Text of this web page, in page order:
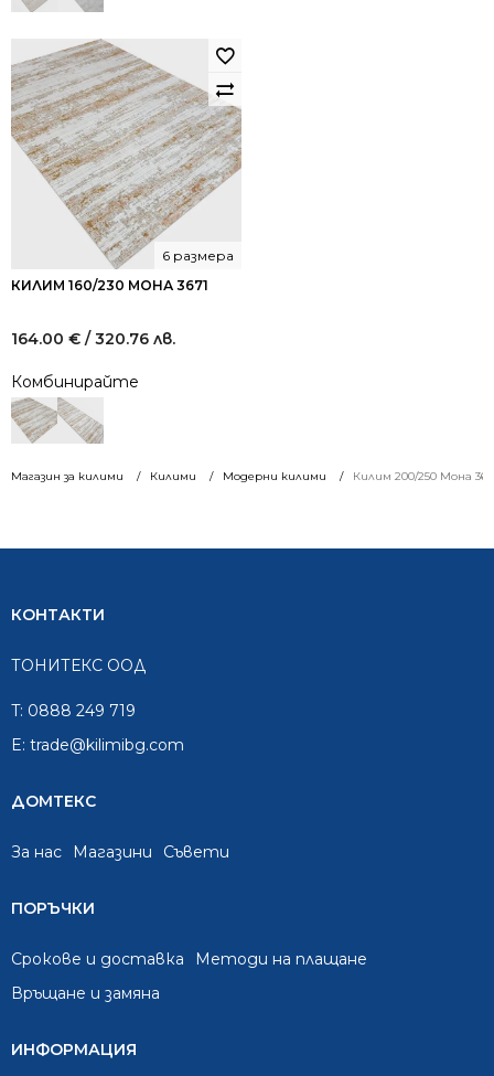
Магазин за килими Килими Модерни килими Килим 200/250 Мона
КИЛИМ 160/230 МОНА 3671
6 размера
164.00 € / 320.76 лв.
Комбинирайте
КОНТАКТИ
ТОНИТЕКС ООД
T: 0888 249 719
E: trade@kilimibg.com
ДОМТЕКС
За нас Mагазини Съвети
ПОРЪЧКИ
Срокове и доставка
Методи на плащане
Връщане и замяна
ИНФОРМАЦИЯ